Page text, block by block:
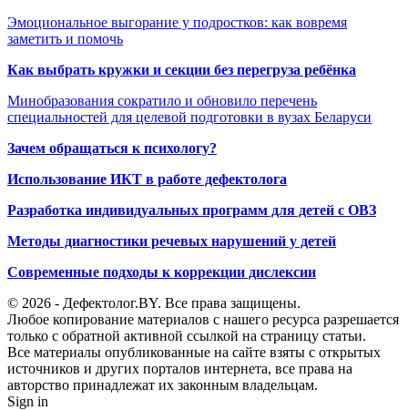
Эмоциональное выгорание у подростков: как вовремя
заметить и помочь
Как выбрать кружки и секции без перегруза ребёнка
Минобразования сократило и обновило перечень
специальностей для целевой подготовки в вузах Беларуси
Зачем обращаться к психологу?
Использование ИКТ в работе дефектолога
Разработка индивидуальных программ для детей с ОВЗ
Методы диагностики речевых нарушений у детей
Современные подходы к коррекции дислексии
© 2026 - Дефектолог.BY. Все права защищены.
Любое копирование материалов с нашего ресурса разрешается
только с обратной активной ссылкой на страницу статьи.
Все материалы опубликованные на сайте взяты с открытых
источников и других порталов интернета, все права на
авторство принадлежат их законным владельцам.
Sign in